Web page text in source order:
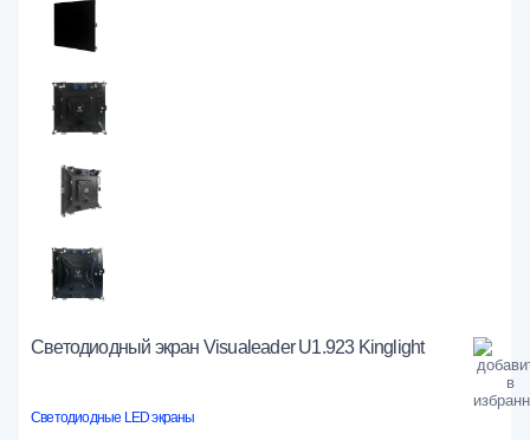
Светодиодный экран Visualeader U1.923 Kinglight
Светодиодные LED экраны